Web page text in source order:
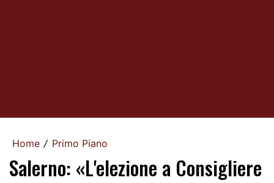
Home / Primo Piano
Salerno: «L'elezione a Consigliere